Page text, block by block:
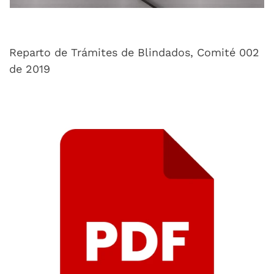
Reparto de Trámites de Blindados, Comité 002
de 2019